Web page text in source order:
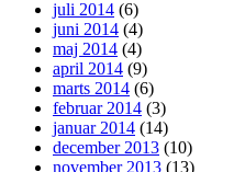
juli 2014 (6)
juni 2014 (4)
maj 2014 (4)
april 2014 (9)
marts 2014 (6)
februar 2014 (3)
januar 2014 (14)
december 2013 (10)
november 2013 (13)